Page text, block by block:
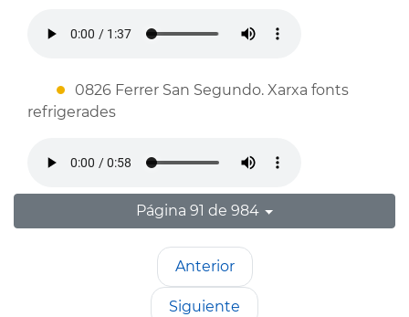
0826 Ferrer San Segundo. Xarxa fonts
refrigerades
Página 91 de 984
Anterior
Siguiente